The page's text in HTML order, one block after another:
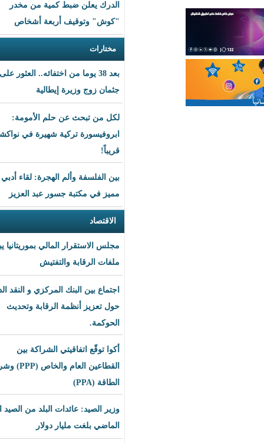
الدرك يعلن ضبط كمية من مخدر
"كوش" وتوقيف أربعة أشخاص
بعد 38 يوما من اختفائه.. العثور على
جثمان زوج وزيرة إيطالية
لكل من تبحث عن حلم الأمومة:
ابروفيسورة تركية شهيرة في نواكشوط
بين الفلسفة وألم الهجرة: لقاء أدبي
مميز في مكتبة جسور عبد العزيز
مجلس الاستقرار المالي بموريتانيا يبحث
ملفات الرقابة والتفتيش
اجتماع بين البنك المركزي و النقد الدولي
حول تعزيز أنظمة الرقابة وتحديث
أكوا توقّع اتفاقيتي الشراكة بين
القطاعين العام والخاص (PPP) وشراء
وزير الصيد: عائدات البلد من الصيد العام
الماضي بلغت مليار دولار